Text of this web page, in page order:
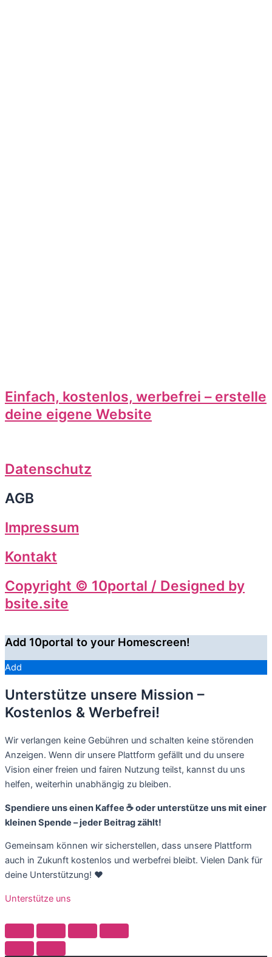
Einfach, kostenlos, werbefrei – erstelle
deine eigene Website
Datenschutz
AGB
Impressum
Kontakt
Copyright © 10portal / Designed by
bsite.site
Add 10portal to your Homescreen!
Add
Unterstütze unsere Mission –
Kostenlos & Werbefrei!
Wir verlangen keine Gebühren und schalten keine störenden
Anzeigen. Wenn dir unsere Plattform gefällt und du unsere
Vision einer freien und fairen Nutzung teilst, kannst du uns
helfen, weiterhin unabhängig zu bleiben.
Spendiere uns einen Kaffee ☕️ oder unterstütze uns mit einer
kleinen Spende – jeder Beitrag zählt!
Gemeinsam können wir sicherstellen, dass unsere Plattform
auch in Zukunft kostenlos und werbefrei bleibt. Vielen Dank für
deine Unterstützung! ❤️
Unterstütze uns